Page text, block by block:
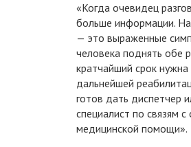
«Когда очевидец
больше информации.
— это выраженные
человека поднять обе
кратчайший срок
дальнейшей
готов дать диспетчер
специалист по связям
медицинской помощи».